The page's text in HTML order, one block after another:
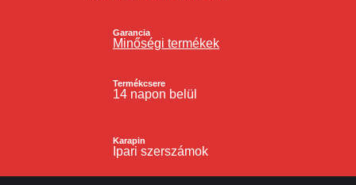
Garancia
Minőségi termékek
Termékcsere
14 napon belül
Karapin
Ipari szerszámok